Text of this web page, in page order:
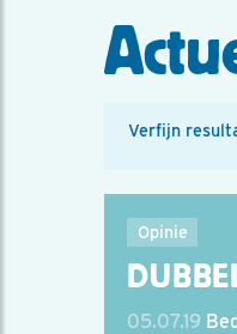
Verfijn
Opinie
05.07.19